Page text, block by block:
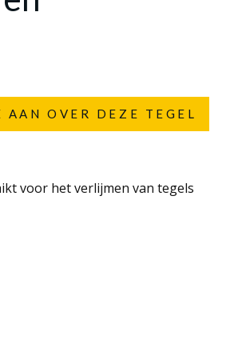
OVER DEZE TEGEL
voor het verlijmen van tegels